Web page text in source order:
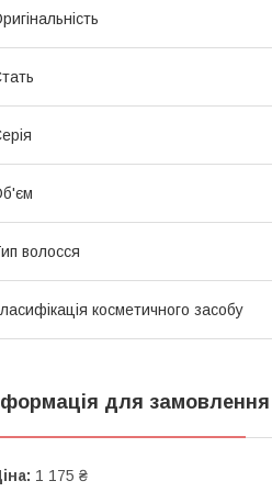
волосся
косметичного засобу
для замовлення
1 175 ₴